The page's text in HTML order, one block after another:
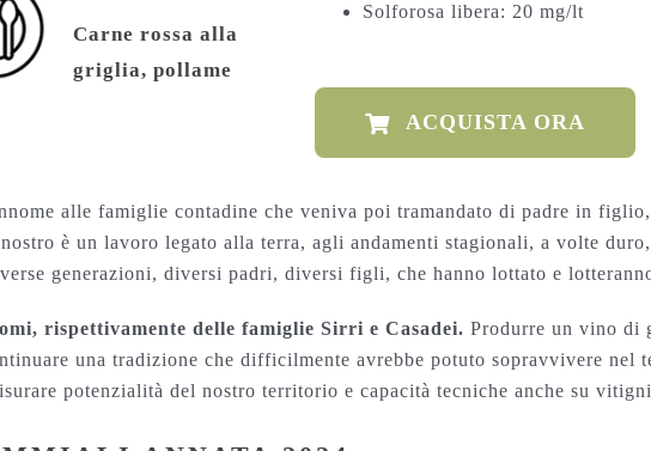
Carne rossa alla
griglia, pollame
Solforosa libera: 20 mg/lt
ACQUISTA ORA
alle famiglie contadine che veniva poi tramandato di padre in
è un lavoro legato alla terra, agli andamenti stagionali, a volte
generazioni, diversi padri, diversi figli, che hanno lottato e
rispettivamente delle famiglie Sirri e Casadei. Produrre un vino di
una tradizione che difficilmente avrebbe potuto sopravvivere nel
potenzialità del nostro territorio e capacità tecniche anche su